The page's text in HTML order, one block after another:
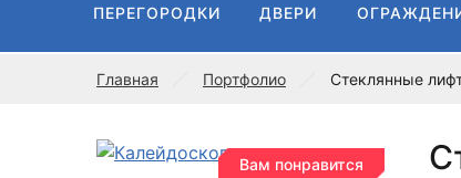
ПЕРЕГОРОДКИ ДВЕРИ
Главная Портфолио Стеклянные
Вам понравится